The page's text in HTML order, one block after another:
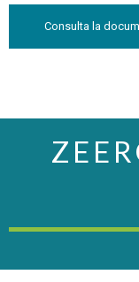
Consulta la